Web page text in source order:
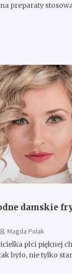
preparaty
damskie
Magda Polak
płci pięknej
było, nie tylko